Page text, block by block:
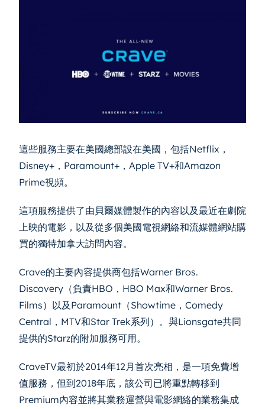
這些服務主要在美國總部設在美國，包括Netflix，
Disney+，Paramount+，Apple TV+和Amazon
Prime視頻。
這項服務提供了由貝爾媒體製作的內容以及最近在劇院
上映的電影，以及從多個美國電視網絡和流媒體網站購
買的獨特加拿大訪問內容。
Crave的主要內容提供商包括Warner Bros.
Discovery（負責HBO，HBO Max和Warner Bros.
Films）以及Paramount（Showtime，Comedy
Central，MTV和Star Trek系列）。與Lionsgate共同
提供的Starz的附加服務可用。
CraveTV最初於2014年12月首次亮相，是一項免費增
值服務，但到2018年底，該公司已將重點轉移到
Premium內容並將其業務運營與電影網絡的業務集成